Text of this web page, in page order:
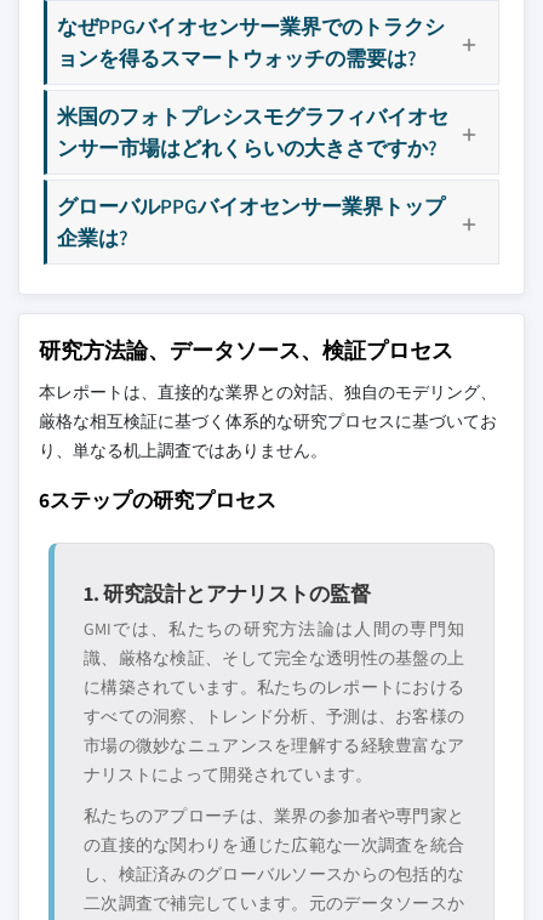
なぜPPGバイオセンサー業界でのトラクシ
ョンを得るスマートウォッチの需要は?
米国のフォトプレシスモグラフィバイオセ
ンサー市場はどれくらいの大きさですか?
グローバルPPGバイオセンサー業界トップ
企業は?
研究方法論、データソース、検証プロセス
本レポートは、直接的な業界との対話、独自のモデリング、
厳格な相互検証に基づく体系的な研究プロセスに基づいてお
り、単なる机上調査ではありません。
6ステップの研究プロセス
1. 研究設計とアナリストの監督
GMIでは、私たちの研究方法論は人間の専門知
識、厳格な検証、そして完全な透明性の基盤の上
に構築されています。私たちのレポートにおける
すべての洞察、トレンド分析、予測は、お客様の
市場の微妙なニュアンスを理解する経験豊富なア
ナリストによって開発されています。
私たちのアプローチは、業界の参加者や専門家と
の直接的な関わりを通じた広範な一次調査を統合
し、検証済みのグローバルソースからの包括的な
二次調査で補完しています。元のデータソースか